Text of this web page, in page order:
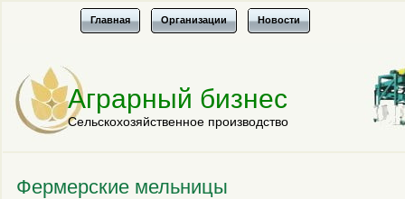
Главная Организации Новости
Аграрный бизнес
Сельскохозяйственное производство
Фермерские мельницы